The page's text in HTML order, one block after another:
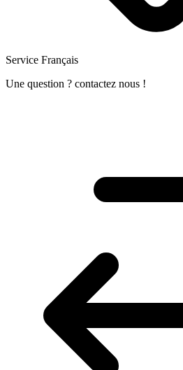
Service Français
Une question ? contactez nous !